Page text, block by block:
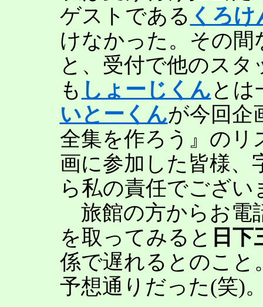
ゲストである くろ
けなかった。その
と、受付で他のス
も しょーじくん とは
いとーくんが今回企
全集を作ろう』のリ
画に参加した皆様、
ら私の責任でござい
旅館の方からお電
を取ってみると 日下
係で遅れるとのこと
予想通りだった(笑)